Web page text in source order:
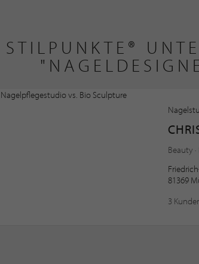
STILPUNKTE®
Beauty
81369
3